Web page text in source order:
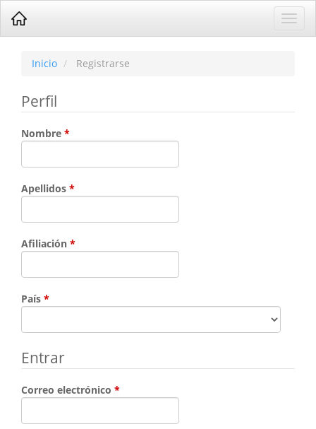
Contenido
Barra
Inicio Registrarse
Perfil
Nombre *Obligatorio
Apellidos *Obligatorio
Afiliación *Obligatorio
País *Obligatorio
Entrar
Correo electrónico *Obligatorio